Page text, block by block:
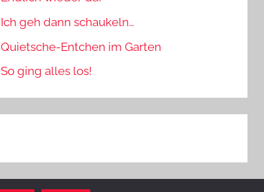
Ich geh dann schaukeln…
Quietsche-Entchen im Garten
So ging alles los!